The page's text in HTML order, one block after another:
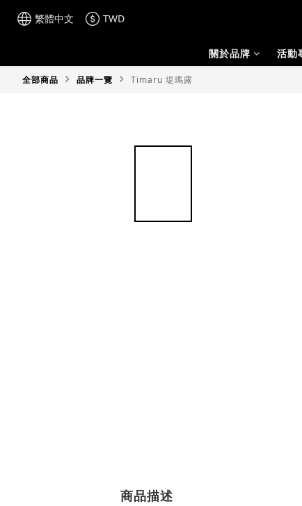
繁體中文 TWD
關於品牌 活動
全部商品 品牌一覽 Timaru 堤瑪露
商品描述